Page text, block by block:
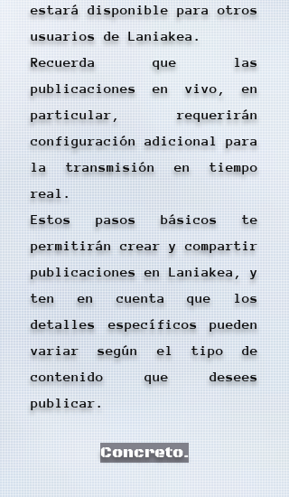
estará disponible para otros
usuarios de Laniakea.
Recuerda que las
publicaciones en vivo, en
particular, requerirán
configuración adicional para
la transmisión en tiempo
real.
Estos pasos básicos te
permitirán crear y compartir
publicaciones en Laniakea, y
ten en cuenta que los
detalles específicos pueden
variar según el tipo de
contenido que desees
publicar.
Concreto.